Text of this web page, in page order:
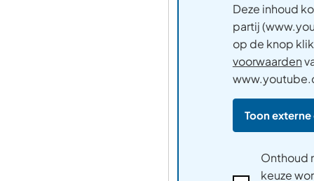
Deze inhoud
partij
op de knop
voorwaarden
Toon
Onthoud
keuze